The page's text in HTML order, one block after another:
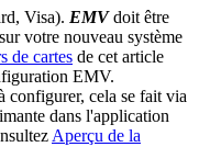
Visa). EMVdoit être
votre nouveau système
de cartes de cet article
EMV.
configurer, cela se fait via
dans l'application
Aperçu de la